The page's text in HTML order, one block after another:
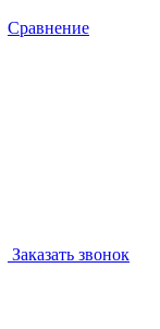
Сравнение
Заказать звонок